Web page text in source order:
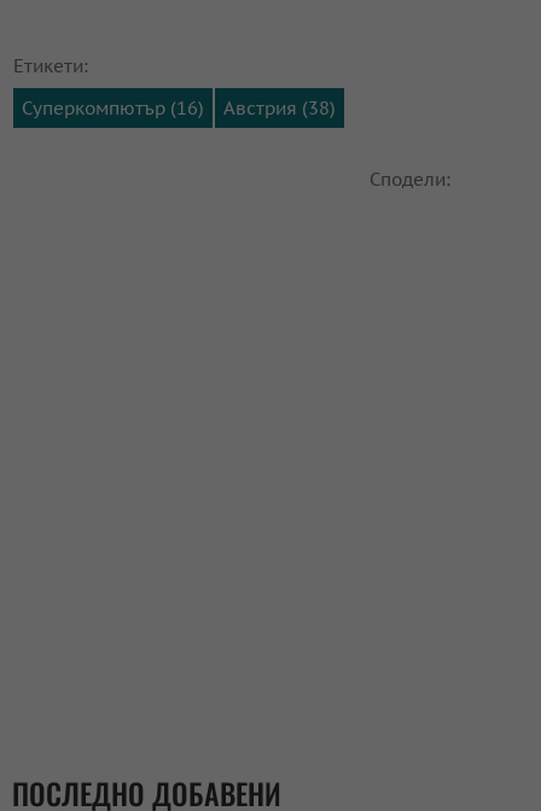
Етикети:
Суперкомпютър (16)
Австрия (38)
Сподели:
ПОСЛЕДНО ДОБАВЕНИ